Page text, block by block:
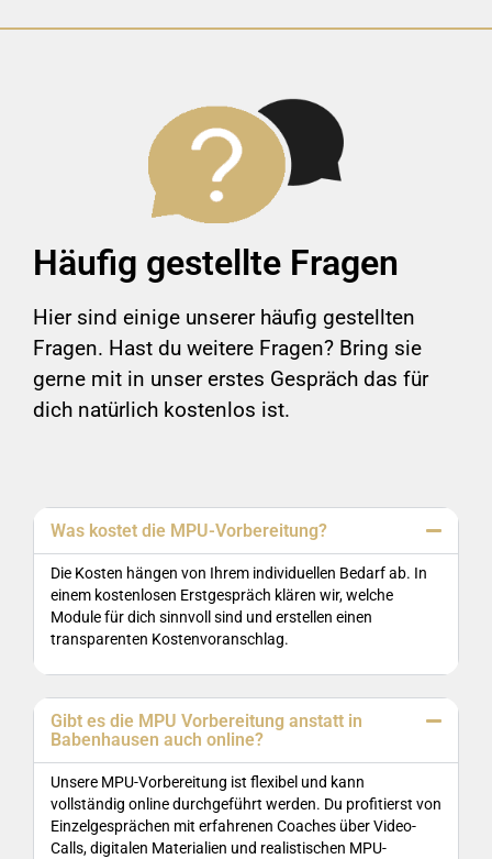
Häufig gestellte Fragen
Hier sind einige unserer häufig gestellten
Fragen. Hast du weitere Fragen? Bring sie
gerne mit in unser erstes Gespräch das für
dich natürlich kostenlos ist.
Was kostet die MPU-Vorbereitung?
Die Kosten hängen von Ihrem individuellen Bedarf ab. In
einem kostenlosen Erstgespräch klären wir, welche
Module für dich sinnvoll sind und erstellen einen
transparenten Kostenvoranschlag.
Gibt es die MPU Vorbereitung anstatt in
Babenhausen auch online?
Unsere MPU-Vorbereitung ist flexibel und kann
vollständig online durchgeführt werden. Du profitierst von
Einzelgesprächen mit erfahrenen Coaches über Video-
Calls, digitalen Materialien und realistischen MPU-